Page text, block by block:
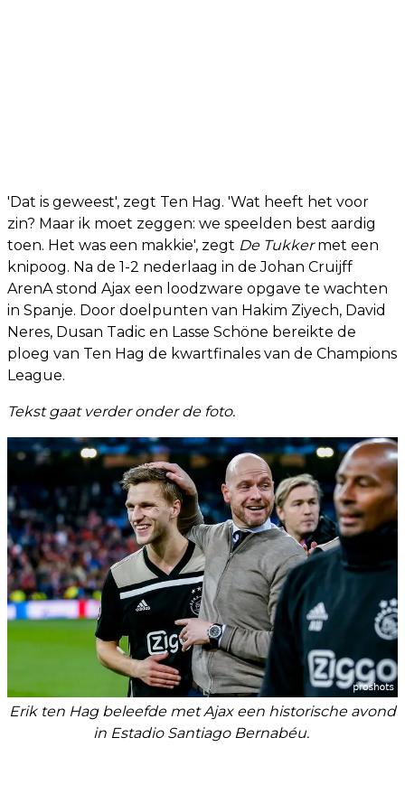
'Dat is geweest', zegt Ten Hag. 'Wat heeft het voor
zin? Maar ik moet zeggen: we speelden best aardig
toen. Het was een makkie', zegt De Tukkermet een
knipoog. Na de 1-2 nederlaag in de Johan Cruijff
ArenA stond Ajax een loodzware opgave te wachten
in Spanje. Door doelpunten van Hakim Ziyech, David
Neres, Dusan Tadic en Lasse Schöne bereikte de
ploeg van Ten Hag de kwartfinales van de Champions
League.
Tekst gaat verder onder de foto.
Erik ten Hag beleefde met Ajax een historische avond
in Estadio Santiago Bernabéu.